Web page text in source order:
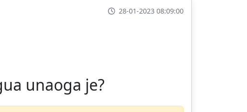
28-01-2023 08:09:00
unaoga je?